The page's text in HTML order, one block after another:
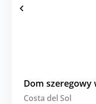
Dom szeregowy
Costa del Sol